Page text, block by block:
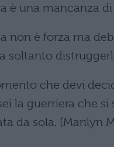
è una mancanza
non è forza ma
soltanto
che devi
la guerriera che
da sola. (Marilyn